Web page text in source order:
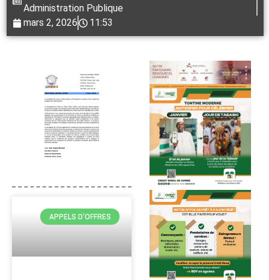
Administration Publique
mars 2, 2026
11:53
APPELS D'OFFRES